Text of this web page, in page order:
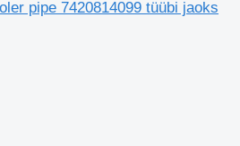
pipe 7420814099 tüübi jaoks